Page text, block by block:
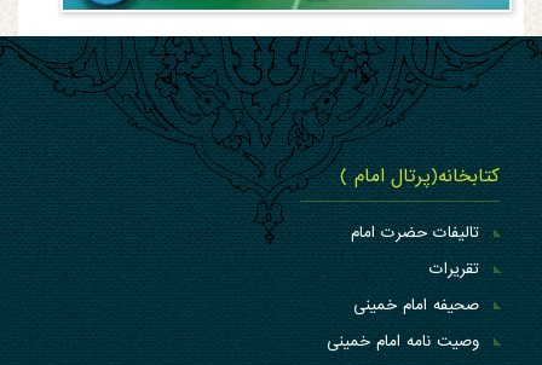
کتابخانه(پرتال امام )
تالیفات حضرت امام
تقریرات
صحیفه امام خمینی
وصیت نامه امام خمینی